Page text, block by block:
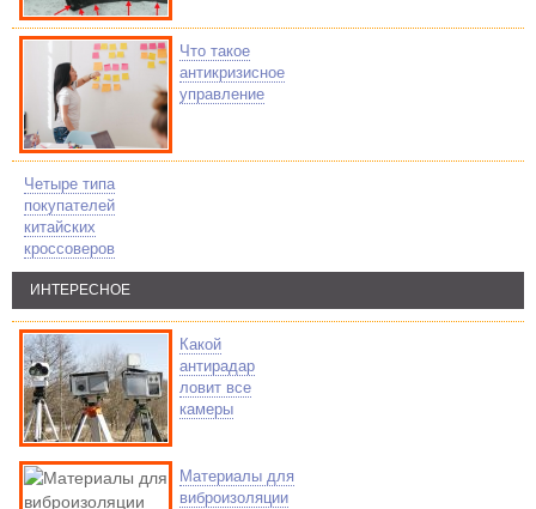
Что такое
антикризисное
управление
Четыре типа
покупателей
китайских
кроссоверов
ИНТЕРЕСНОЕ
Какой
антирадар
ловит все
камеры
Материалы для
виброизоляции